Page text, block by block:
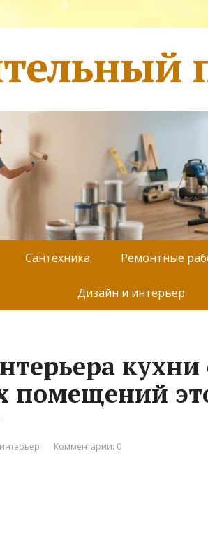
Сантехника Ремонтные
Дизайн и интерьер
кухни
помещений
Комментарии: 0